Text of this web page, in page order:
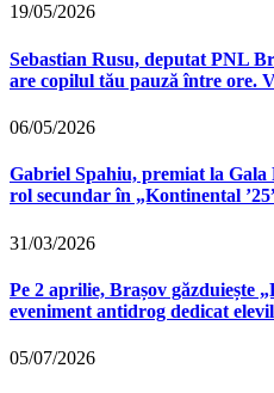
19/05/2026
Sebastian Rusu, deputat PNL
are copilul tău pauză între ore.
06/05/2026
Gabriel Spahiu, premiat la
rol secundar în „Kontinental
31/03/2026
Pe 2 aprilie, Brașov găzduiește
eveniment antidrog dedicat
05/07/2026